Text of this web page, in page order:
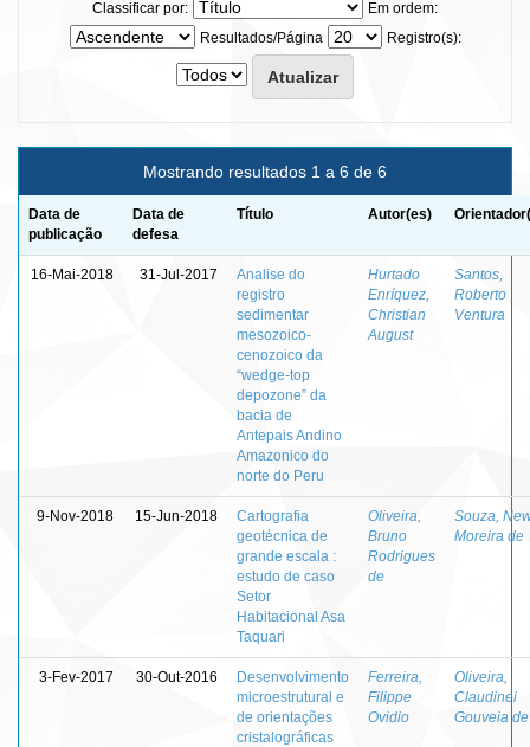
Classificar por:
Em ordem:
Resultados/Página
Registro(s):
Mostrando resultados 1 a 6 de 6
Data de
publicação
Data de
defesa
Título Autor(es)
16-Mai-2018 31-Jul-2017
Analise do
registro
sedimentar
mesozoico-
cenozoico da
“wedge-top
depozone” da
bacia de
Antepais Andino
Amazonico do
norte do Peru
Hurtado
Enríquez,
Christian
August
Santos,
Roberto
Ventura
9-Nov-2018 15-Jun-2018
Cartografia
geotécnica de
grande escala :
estudo de caso
Setor
Habitacional Asa
Taquari
Oliveira,
Bruno
Rodrigues
de
Souza,
Moreira de
3-Fev-2017 30-Out-2016
Desenvolvimento
microestrutural e
de orientações
cristalográficas
Ferreira,
Filippe
Ovidio
Oliveira,
Claudinei
Gouveia de